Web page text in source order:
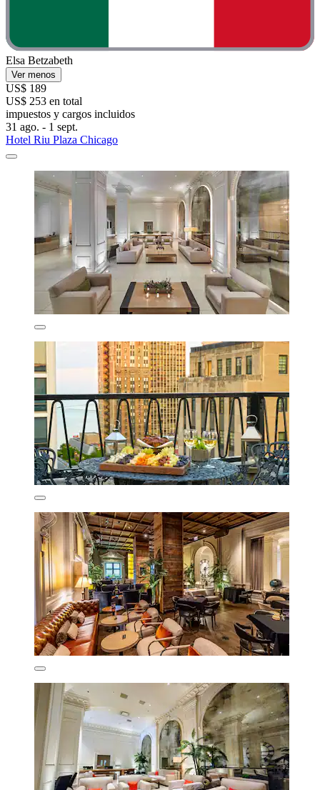
Elsa Betzabeth
Ver menos
US$ 189
US$ 253 en total
impuestos y cargos incluidos
31 ago. - 1 sept.
Hotel Riu Plaza Chicago